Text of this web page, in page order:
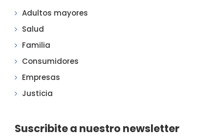
Adultos mayores
Salud
Familia
Consumidores
Empresas
Justicia
Suscribite a nuestro newsletter